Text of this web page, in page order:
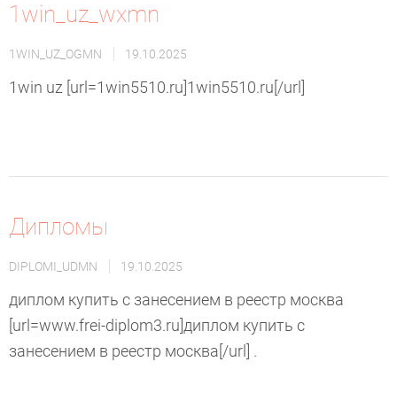
1win_uz_wxmn
1WIN_UZ_OGMN 19.10.2025
1win uz [url=1win5510.ru]1win5510.ru[/url]
Дипломы
DIPLOMI_UDMN 19.10.2025
диплом купить с занесением в реестр москва
[url=www.frei-diplom3.ru]диплом купить с
занесением в реестр москва[/url] .